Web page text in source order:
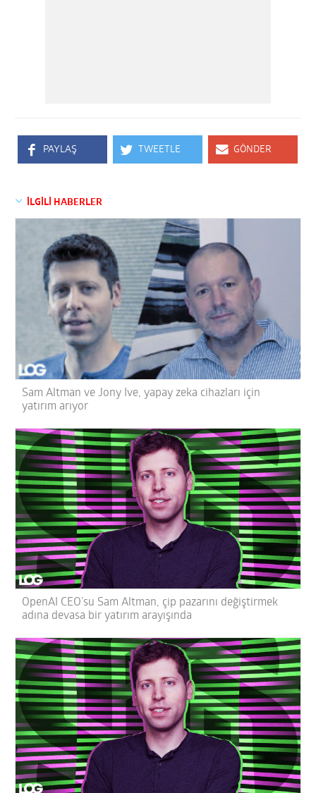
PAYLAŞ TWEETLE GÖNDER
İLGİLİ HABERLER
Sam Altman ve Jony Ive, yapay zeka cihazları için
yatırım arıyor
OpenAI CEO’su Sam Altman, çip pazarını değiştirmek
adına devasa bir yatırım arayışında